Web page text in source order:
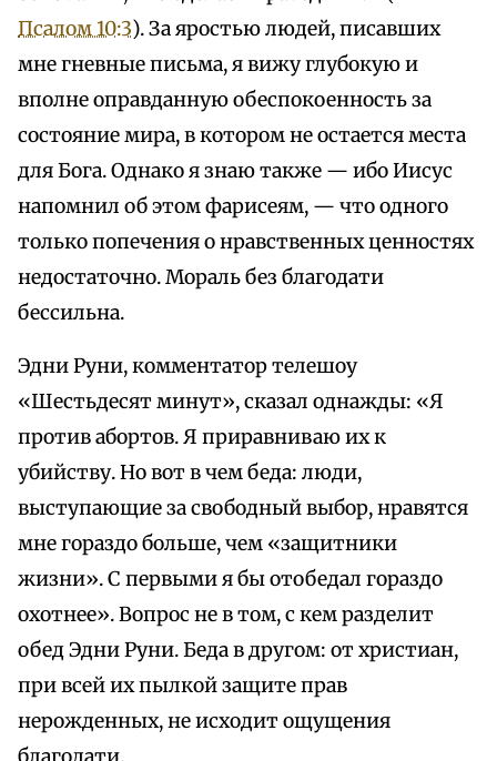
Псалом 10:3). За яростью людей, писавших
мне гневные письма, я вижу глубокую и
вполне оправданную обеспокоенность за
состояние мира, в котором не остается места
для Бога. Однако я знаю также — ибо Иисус
напомнил об этом фарисеям, — что одного
только попечения о нравственных ценностях
недостаточно. Мораль без благодати
бессильна.
Эдни Руни, комментатор телешоу
«Шестьдесят минут», сказал однажды: «Я
против абортов. Я приравниваю их к
убийству. Но вот в чем беда: люди,
выступающие за свободный выбор, нравятся
мне гораздо больше, чем «защитники
жизни». С первыми я бы отобедал гораздо
охотнее». Вопрос не в том, с кем разделит
обед Эдни Руни. Беда в другом: от христиан,
при всей их пылкой защите прав
нерожденных, не исходит ощущения